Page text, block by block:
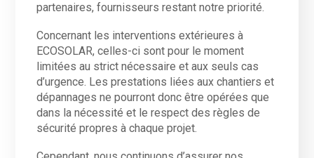
partenaires, fournisseurs restant notre priorité.
Concernant les interventions extérieures à
ECOSOLAR, celles-ci sont pour le moment
limitées au strict nécessaire et aux seuls cas
d’urgence. Les prestations liées aux chantiers et
dépannages ne pourront donc être opérées que
dans la nécessité et le respect des règles de
sécurité propres à chaque projet.